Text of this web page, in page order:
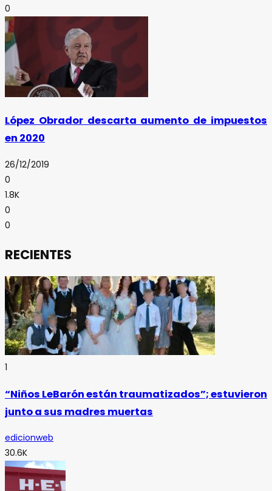
0
López Obrador descarta aumento de impuestos
en 2020
26/12/2019
0
1.8K
0
0
RECIENTES
1
“Niños LeBarón están traumatizados”; estuvieron
junto a sus madres muertas
edicionweb
30.6K